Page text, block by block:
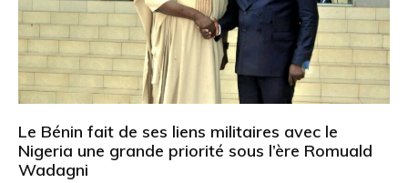
Le Bénin fait de ses liens militaires avec le
Nigeria une grande priorité sous l’ère Romuald
Wadagni